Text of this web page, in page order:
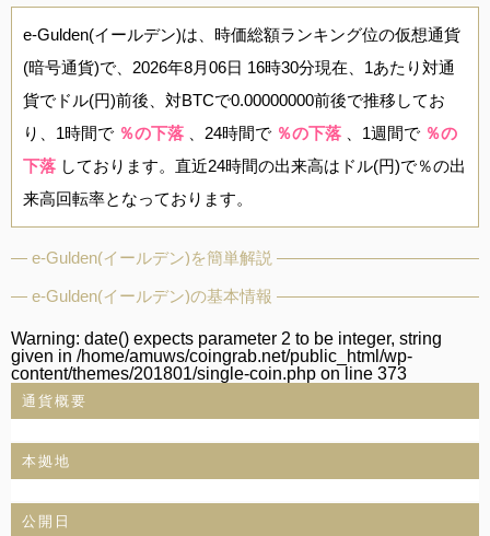
e-Gulden(イールデン)は、時価総額ランキング位の仮想通貨
(暗号通貨)で、2026年8月06日 16時30分現在、1あたり対通
貨でドル(円)前後、対BTCで0.00000000前後で推移してお
り、1時間で ％の下落 、24時間で ％の下落 、1週間で ％の
下落 しております。直近24時間の出来高はドル(円)で％の出
来高回転率となっております。
e-Gulden(イールデン)を簡単解説
e-Gulden(イールデン)の基本情報
Warning: date() expects parameter 2 to be integer, string
given in /home/amuws/coingrab.net/public_html/wp-
content/themes/201801/single-coin.php on line 373
通貨概要
本拠地
公開日